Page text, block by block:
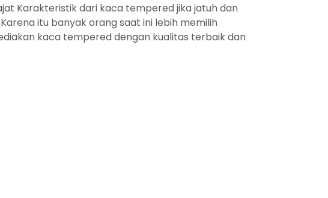
Karakteristik dari kaca tempered jika jatuh dan
itu banyak orang saat ini lebih memilih
kaca tempered dengan kualitas terbaik dan